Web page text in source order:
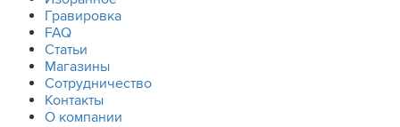
Гравировка
FAQ
Статьи
Магазины
Сотрудничество
Контакты
О компании